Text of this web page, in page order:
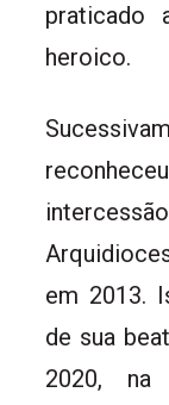
praticado
heroico.
em 2013.
de sua
2020, na